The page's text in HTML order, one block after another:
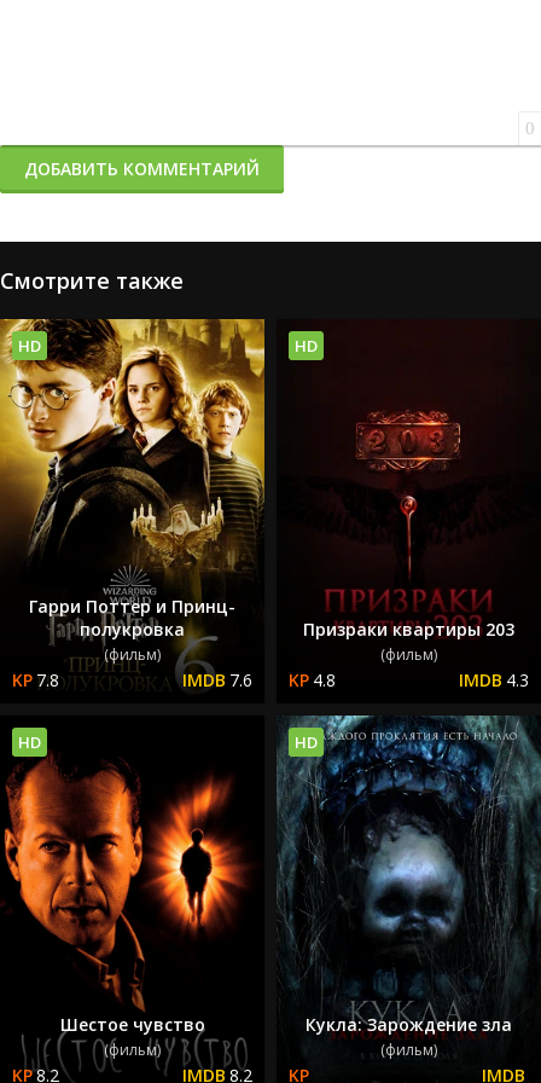
0
ДОБАВИТЬ КОММЕНТАРИЙ
Смотрите также
Гарри Поттер и Принц-
полукровка
(фильм)
7.8 7.6
HD
Призраки квартиры 203
(фильм)
4.8 4.3
HD
Шестое чувство
(фильм)
8.2 8.2
HD
Кукла: Зарождение зла
(фильм)
HD